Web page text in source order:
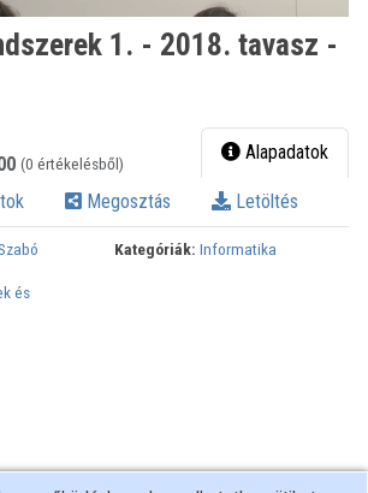
1. - 2018. tavasz -
(0 értékelésből) Alapadatok
Megosztás Letöltés
Kategóriák: Informatika
és